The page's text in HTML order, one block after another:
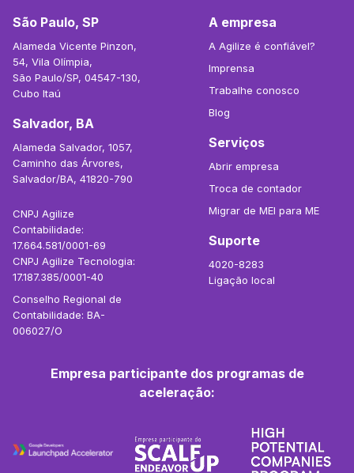
São Paulo, SP
Alameda Vicente Pinzon,
54, Vila Olímpia,
São Paulo/SP, 04547-130,
Cubo Itaú
Salvador, BA
Alameda Salvador, 1057,
Caminho das Árvores,
Salvador/BA, 41820-790
CNPJ Agilize
Contabilidade:
17.664.581/0001-69
CNPJ Agilize Tecnologia:
17.187.385/0001-40
Conselho Regional de
Contabilidade: BA-
006027/O
A empresa
A Agilize é confiável?
Imprensa
Trabalhe conosco
Blog
Serviços
Abrir empresa
Troca de contador
Migrar de MEI para ME
Suporte
4020-8283
Ligação local
Empresa participante dos programas de
aceleração: